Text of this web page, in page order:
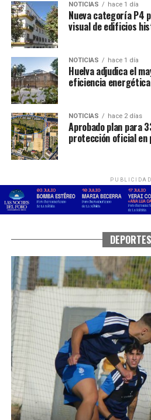
NOTICIAS hace 1 día
Nueva categoría P4
visual de edificios
NOTICIAS hace 1 día
Huelva adjudica el
eficiencia energética
NOTICIAS hace 2 días
Aprobado plan para
protección oficial en
PUBLICIDAD
DEPORTES